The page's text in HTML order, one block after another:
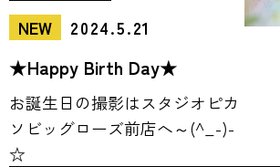
NEW
2024.5.21
★Happy Birth Day★
お誕生日の撮影はスタジオピカ
ソビッグローズ前店へ～(^_-)-
☆